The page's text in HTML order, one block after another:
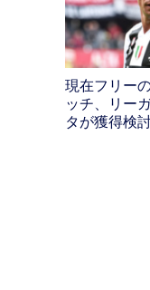
現在フリー
ッチ、リー
タが獲得検